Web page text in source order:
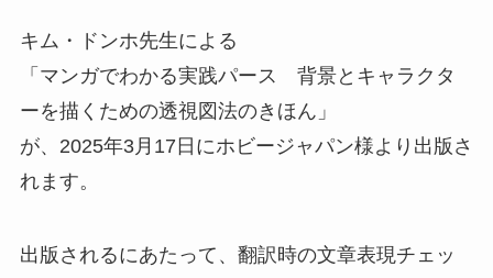
キム・ドンホ先生による
「マンガでわかる実践パース 背景とキャラクタ
ーを描くための透視図法のきほん」
が、2025年3月17日にホビージャパン様より出版さ
れます。
出版されるにあたって、翻訳時の文章表現チェッ